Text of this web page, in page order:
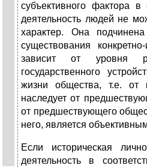
субъективного фактора в
деятельность людей не
характер. Она
существования
зависит от уровня
государственного
жизни общества, т.е. от
наследует от
от предшествующего
него, является
Если историческая
деятельность в